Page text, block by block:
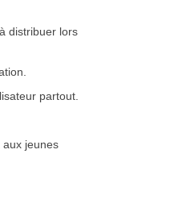
distribuer lors
partout.
jeunes